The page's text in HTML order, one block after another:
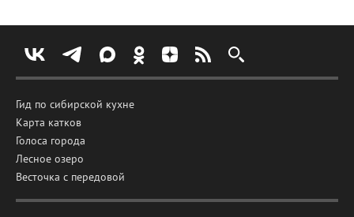
Гид по сибирской кухне
Карта катков
Голоса города
Лесное озеро
Весточка с передовой